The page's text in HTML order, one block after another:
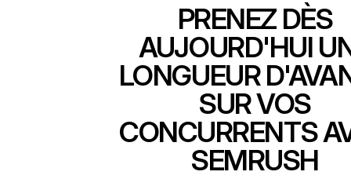
PRENEZ DÈS
AUJOURD'HUI
LONGUEUR
SUR VOS
CONCURRENTS
SEMRUSH